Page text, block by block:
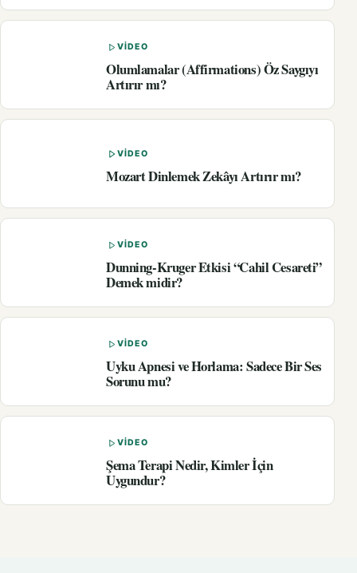
VIDEO
Olumlamalar (Affirmations) Öz Saygıyı
Artırır mı?
VIDEO
Mozart Dinlemek Zekâyı Artırır mı?
VIDEO
Dunning-Kruger Etkisi “Cahil Cesareti”
Demek midir?
VIDEO
Uyku Apnesi ve Horlama: Sadece Bir Ses
Sorunu mu?
VIDEO
Şema Terapi Nedir, Kimler İçin
Uygundur?